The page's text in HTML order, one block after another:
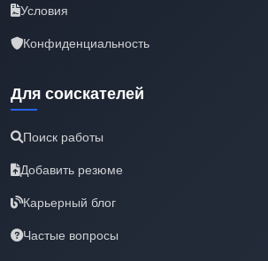
Условия
Конфиденциальность
Для соискателей
Поиск работы
Добавить резюме
Карьерный блог
Частые вопросы